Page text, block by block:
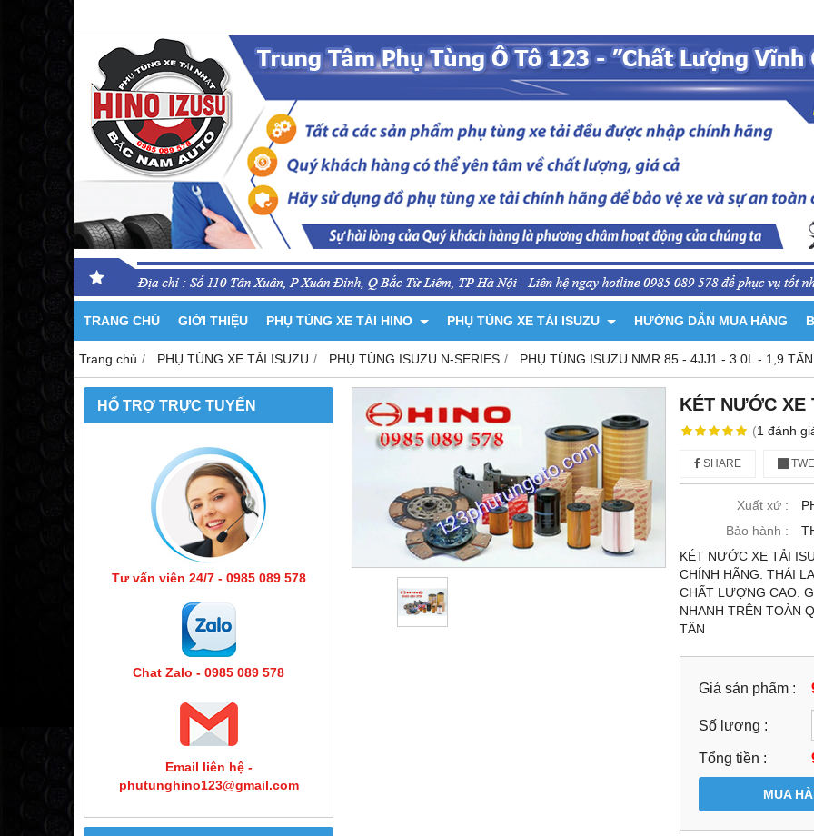
TRANG CHỦ GIỚI THIỆU PHỤ TÙNG XE TẢI HINO PHỤ TÙNG XE TẢI ISUZU HƯỚNG DẪN MUA HÀNG
Trang chủ PHỤ TÙNG XE TẢI ISUZU PHỤ TÙNG ISUZU N-SERIES PHỤ TÙNG ISUZU NMR 85 - 4JJ1 - 3.0L - 1,9 TẤN
HỔ TRỢ TRỰC TUYẾN
Tư vấn viên 24/7 - 0985 089 578
Chat Zalo - 0985 089 578
Email liên hệ -
phutunghino123@gmail.com
KÉT NƯỚC XE
(1 đánh
SHARE
Xuất xứ :
Bảo hành :
KÉT NƯỚC XE TẢI
CHÍNH HÃNG. THÁI
CHẤT LƯỢNG CAO.
NHANH TRÊN TOÀN
TẤN
Giá sản phẩm :
Số lượng :
Tổng tiền :
MUA